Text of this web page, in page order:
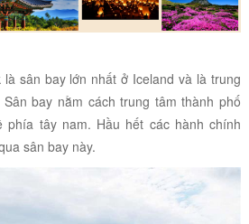
là sân bay lớn nhất ở Iceland và là trung
bay nằm cách trung tâm thành phố
phía tây nam. Hầu hết các hành chính
sân bay này.